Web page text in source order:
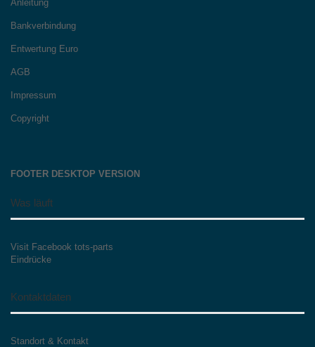
Anleitung
Bankverbindung
Entwertung Euro
AGB
Impressum
Copyright
FOOTER DESKTOP VERSION
Was läuft
Visit Facebook tots-parts
Eindrücke
Kontaktdaten
Standort & Kontakt